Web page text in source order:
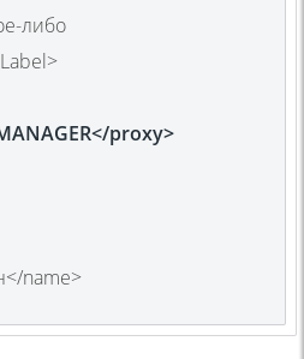
либо
proxy>
name>